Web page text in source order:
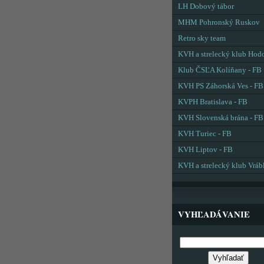
LH Dobový tábor
MHM Pohronský Ruskov
Retro sky team
KVH a strelecký klub
Klub ČSĽA Kolíňany - FB
KVH PS Záhorská Ves - FB
KVPH Bratislava - FB
KVH Slovenská brána - FB
KVH Turiec - FB
KVH Liptov - FB
KVH a strelecký klub
VYHĽADÁVANIE